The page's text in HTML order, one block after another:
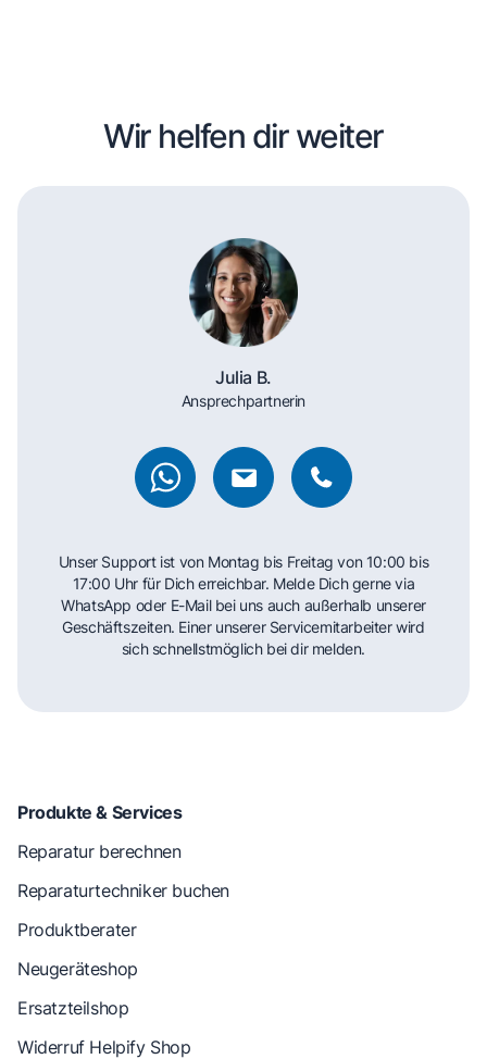
Wir helfen dir weiter
Julia B.
Ansprechpartnerin
Unser Support ist von Montag bis Freitag von 10:00 bis
17:00 Uhr für Dich erreichbar. Melde Dich gerne via
WhatsApp oder E-Mail bei uns auch außerhalb unserer
Geschäftszeiten. Einer unserer Servicemitarbeiter wird
sich schnellstmöglich bei dir melden.
Produkte & Services
Reparatur berechnen
Reparaturtechniker buchen
Produktberater
Neugeräteshop
Ersatzteilshop
Widerruf Helpify Shop